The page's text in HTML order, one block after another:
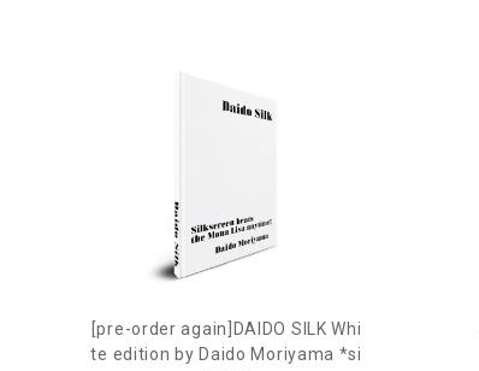
[pre-order again]DAIDO SILK Whi
te edition by Daido Moriyama *si